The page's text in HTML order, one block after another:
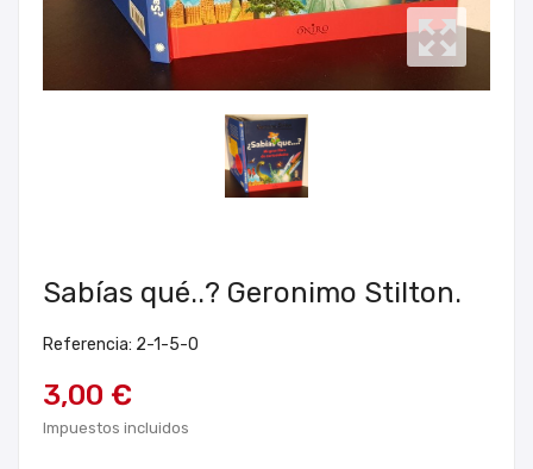
Sabías qué..? Geronimo Stilton.
Referencia: 2-1-5-0
3,00 €
Impuestos incluidos